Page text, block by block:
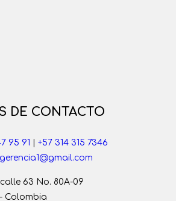
DE CONTACTO
95 91
+57 314 315 7346
63 No. 80A-09
Colombia